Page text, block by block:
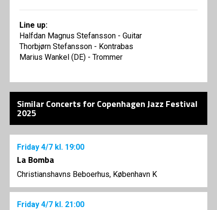
Line up:
Halfdan Magnus Stefansson - Guitar
Thorbjørn Stefansson - Kontrabas
Marius Wankel (DE) - Trommer
Similar Concerts for Copenhagen Jazz Festival
2025
Friday 4/7 kl. 19:00
La Bomba
Christianshavns Beboerhus, København K
Friday 4/7 kl. 21:00